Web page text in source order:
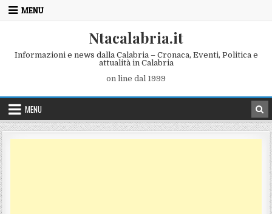
Skip to content
MENU
Ntacalabria.it
Informazioni e news dalla Calabria – Cronaca, Eventi, Politica e
attualità in Calabria
on line dal 1999
MENU